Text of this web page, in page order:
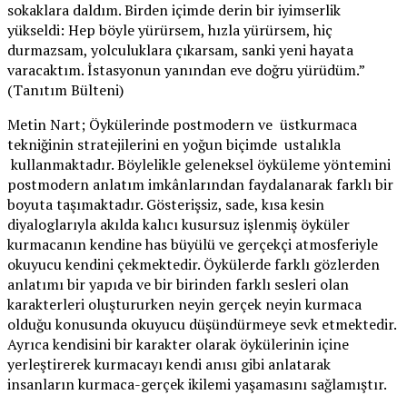
sokaklara daldım. Birden içimde derin bir iyimserlik
yükseldi: Hep böyle yürürsem, hızla yürürsem, hiç
durmazsam, yolculuklara çıkarsam, sanki yeni hayata
varacaktım. İstasyonun yanından eve doğru yürüdüm.”
(Tanıtım Bülteni)
Metin Nart; Öykülerinde postmodern ve üstkurmaca
tekniğinin stratejilerini en yoğun biçimde ustalıkla
kullanmaktadır. Böylelikle geleneksel öyküleme yöntemini
postmodern anlatım imkânlarından faydalanarak farklı bir
boyuta taşımaktadır. Gösterişsiz, sade, kısa kesin
diyaloglarıyla akılda kalıcı kusursuz işlenmiş öyküler
kurmacanın kendine has büyülü ve gerçekçi atmosferiyle
okuyucu kendini çekmektedir. Öykülerde farklı gözlerden
anlatımı bir yapıda ve bir birinden farklı sesleri olan
karakterleri oluştururken neyin gerçek neyin kurmaca
olduğu konusunda okuyucu düşündürmeye sevk etmektedir.
Ayrıca kendisini bir karakter olarak öykülerinin içine
yerleştirerek kurmacayı kendi anısı gibi anlatarak
insanların kurmaca-gerçek ikilemi yaşamasını sağlamıştır.